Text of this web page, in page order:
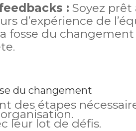
: Soyez
d’expérience de
fosse du
du changement
des étapes
leur lot de défis.